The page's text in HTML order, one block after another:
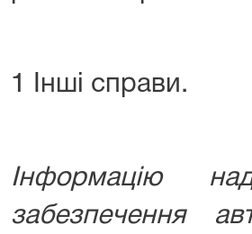
1 Інші справи.
Інформацію
забезпечення